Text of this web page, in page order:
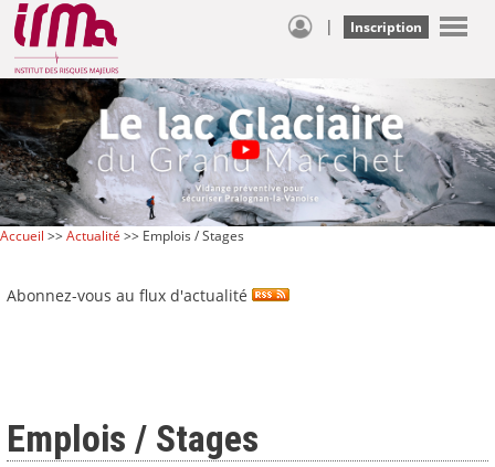
| Inscription
Accueil >>Actualité >> Emplois / Stages
Abonnez-vous au flux d'actualité
Emplois / Stages